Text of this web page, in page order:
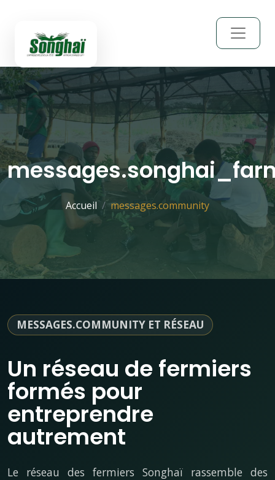
Accueil messages.community
MESSAGES.COMMUNITY ET RÉSEAU
Un réseau de fermiers
formés pour
entreprendre
autrement
Le réseau des fermiers Songhaï rassemble des